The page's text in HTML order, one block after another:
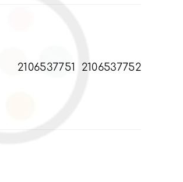
2106537751 2106537752